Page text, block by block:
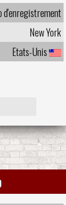
d'enregistrement
New York
Etats-Unis